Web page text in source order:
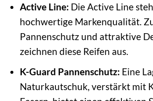
Active Line: Die Active Line
hochwertige Markenqualität.
Pannenschutz und attraktive
zeichnen diese Reifen aus.
K-Guard Pannenschutz: Eine
Naturkautschuk, verstärkt mit